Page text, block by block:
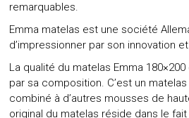
remarquables.
Emma matelas est une société
d’impressionner par son innovation
La qualité du matelas Emma
par sa composition. C’est un
combiné à d’autres mousses de
original du matelas réside dans le fait